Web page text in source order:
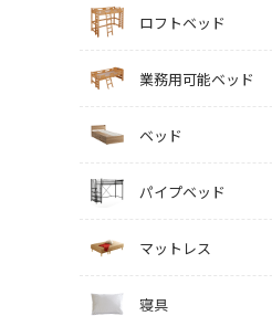
ロフトベッド
業務用可能ベッド
ベッド
パイプベッド
マットレス
寝具